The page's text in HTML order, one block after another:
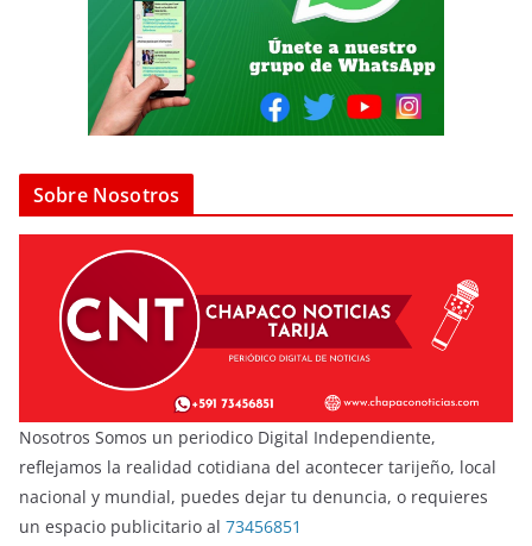
Sobre Nosotros
Nosotros Somos un periodico Digital Independiente,
reflejamos la realidad cotidiana del acontecer tarijeño, local
nacional y mundial, puedes dejar tu denuncia, o requieres
un espacio publicitario al 73456851